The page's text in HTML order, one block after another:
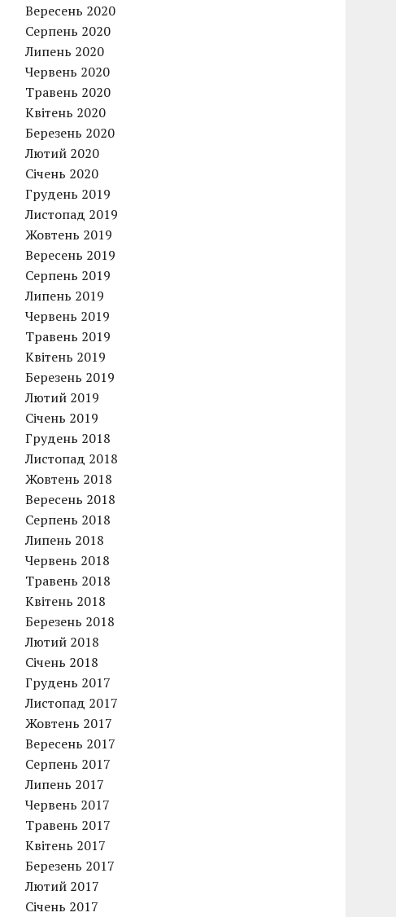
Вересень 2020
Серпень 2020
Липень 2020
Червень 2020
Травень 2020
Квітень 2020
Березень 2020
Лютий 2020
Січень 2020
Грудень 2019
Листопад 2019
Жовтень 2019
Вересень 2019
Серпень 2019
Липень 2019
Червень 2019
Травень 2019
Квітень 2019
Березень 2019
Лютий 2019
Січень 2019
Грудень 2018
Листопад 2018
Жовтень 2018
Вересень 2018
Серпень 2018
Липень 2018
Червень 2018
Травень 2018
Квітень 2018
Березень 2018
Лютий 2018
Січень 2018
Грудень 2017
Листопад 2017
Жовтень 2017
Вересень 2017
Серпень 2017
Липень 2017
Червень 2017
Травень 2017
Квітень 2017
Березень 2017
Лютий 2017
Січень 2017